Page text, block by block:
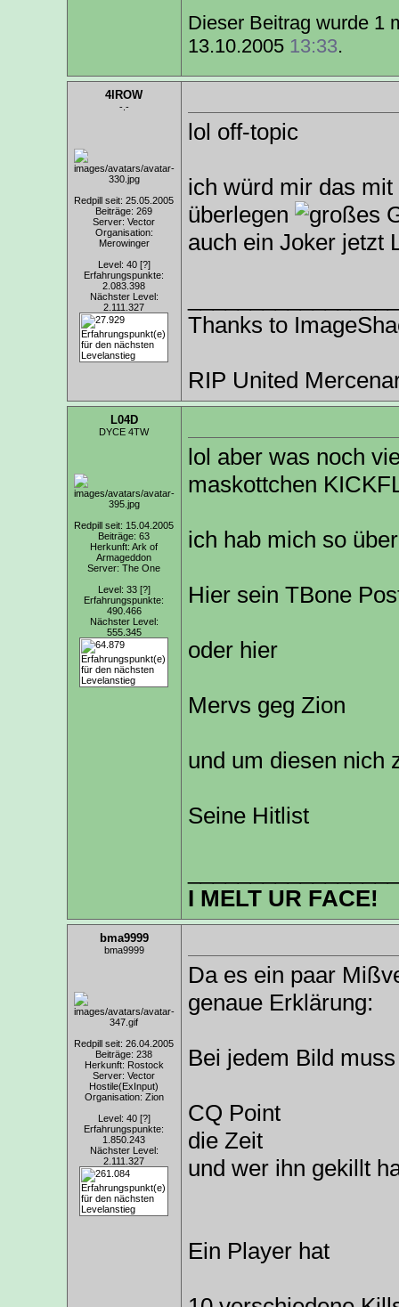
Dieser Beitrag wurde 1
13.10.2005 13:33.
4IROW
-.-
Redpill seit: 25.05.2005
Beiträge: 269
Server: Vector
Organisation:
Merowinger
Level: 40 [?]
Erfahrungspunkte:
2.083.398
Nächster Level:
2.111.327
lol off-topic
ich würd mir das
überlegen
auch ein Joker jetzt
Thanks to
RIP United
L04D
DYCE 4TW
Redpill seit: 15.04.2005
Beiträge: 63
Herkunft: Ark of
Armageddon
Server: The One
Level: 33 [?]
Erfahrungspunkte:
490.466
Nächster Level:
555.345
lol aber was noch
maskottchen
ich hab mich so
Hier sein TBone
oder hier
Mervs geg Zion
und um diesen nich
Seine Hitlist
I MELT UR FACE!
bma9999
bma9999
Redpill seit: 26.04.2005
Beiträge: 238
Herkunft: Rostock
Server: Vector
Hostile(ExInput)
Organisation: Zion
Level: 40 [?]
Erfahrungspunkte:
1.850.243
Nächster Level:
2.111.327
Da es ein paar
genaue Erklärung:
Bei jedem Bild
CQ Point
die Zeit
und wer ihn gekillt
Ein Player hat